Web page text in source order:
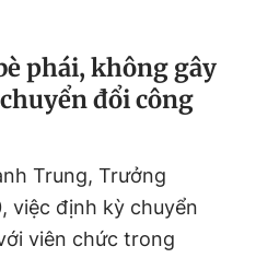
phái, không gây
đổi công
Trung, Trưởng
việc định kỳ chuyển
viên chức trong